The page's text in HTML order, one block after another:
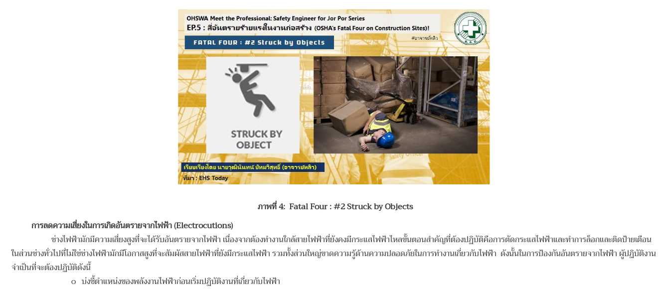
ภาพที่ 4: Fatal Four : #2 Struck by Objects
การลดความเสี่ยงในการเกิดอันตรายจากไฟฟ้า (Electrocutions)
ช่างไฟฟ้ามักมีความเสี่ยงสูงที่จะได้รับอันตรายจากไฟฟ้า เนื่องจากต้องทำงานใกล้สายไฟฟ้าที่ยังคงมีกระแสไฟฟ้าไหลขั้นตอนสำคัญที่ต้องปฏิบัติคือการตัดกระแสไฟฟ้าและทำการล็อกและติดป้ายเตือน
ในส่วนช่างทั่วไปที่ไม่ใช่ช่างไฟฟ้ามักมีโอกาสสูงที่จะสัมผัสสายไฟฟ้าที่ยังมีกระแสไฟฟ้า รวมทั้งส่วนใหญ่ขาดความรู้ด้านความปลอดภัยในการทำงานเกี่ยวกับไฟฟ้า ดังนั้นในการป้องกันอันตรายจากไฟฟ้า ผู้ปฏิบัติงาน
จำเป็นที่จะต้องปฏิบัติดังนี้
o บ่งชี้ตำแหน่งของพลังงานไฟฟ้าก่อนเริ่มปฏิบัติงานที่เกี่ยวกับไฟฟ้า